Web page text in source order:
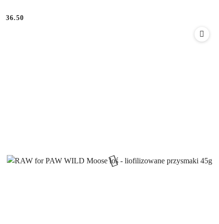
Cena:
36.50